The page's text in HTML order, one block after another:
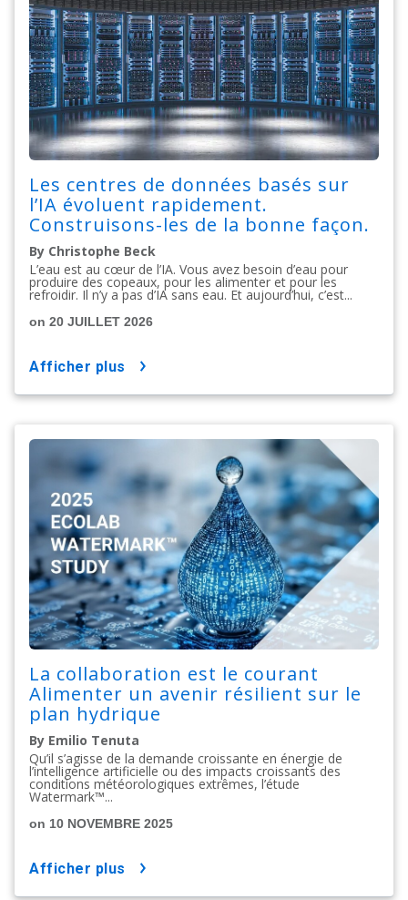
Les centres de données basés sur
l’IA évoluent rapidement.
Construisons-les de la bonne façon.
By Christophe Beck
L’eau est au cœur de l’IA. Vous avez besoin d’eau pour
produire des copeaux, pour les alimenter et pour les
refroidir. Il n’y a pas d’IA sans eau. Et aujourd’hui, c’est...
on 20 JUILLET 2026
afficher plus
La collaboration est le courant
Alimenter un avenir résilient sur le
plan hydrique
By Emilio Tenuta
Qu’il s’agisse de la demande croissante en énergie de
l’intelligence artificielle ou des impacts croissants des
conditions météorologiques extrêmes, l’étude
Watermark™...
on 10 NOVEMBRE 2025
afficher plus